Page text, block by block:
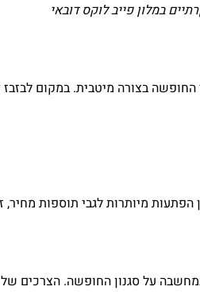
במלון פייב לוקס דובאי
בצורה מיטבית. במקום לבזבז
מיותרות לגבי תוספות מחיר,
על סגנון החופשה. הצרכים